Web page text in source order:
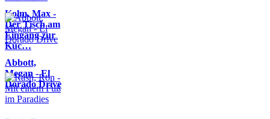
Kolm, Max -
Der Tisch am
Eingang zur
Küc…
Abbott,
Megan - El
Dorado Drive